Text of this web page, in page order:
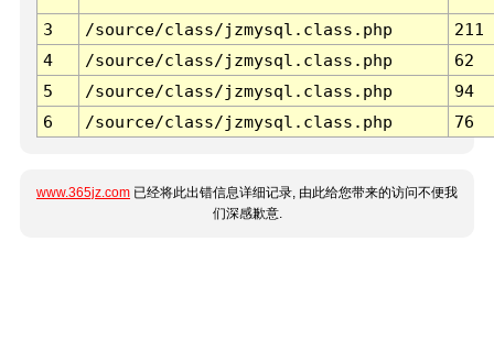
3 /source/class/jzmysql.class.php
211
4
/source/class/jzmysql.class.php
62
5
/source/class/jzmysql.class.php
94
6
/source/class/jzmysql.class.php 76
www.365jz.com 已经将此出错信息详细记录, 由此给您带来的访问不便我
们深感歉意.